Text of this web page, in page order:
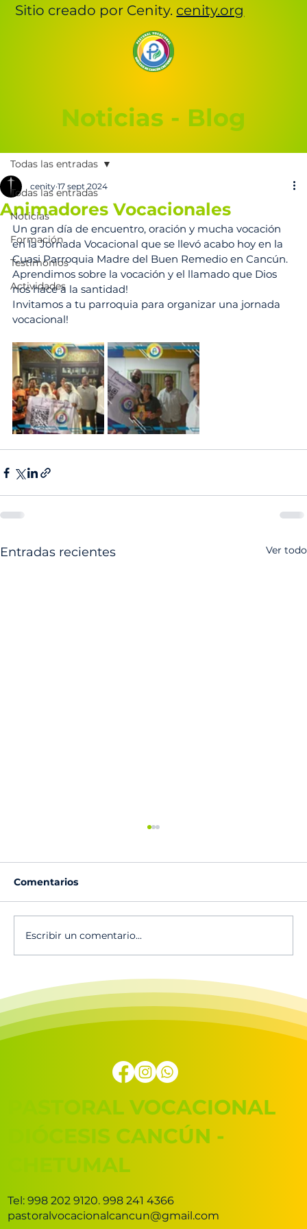
Sitio creado por Cenity. cenity.org
Noticias - Blog
Todas las entradas
Noticias
Formación
Testimonios
Actividades
Todas las entradas
Animadores Vocacionales
cenity 17 sept 2024
Un gran día de encuentro, oración y mucha vocación
en la Jornada Vocacional que se llevó acabo hoy en la
Cuasi Parroquia Madre del Buen Remedio en Cancún.
Aprendimos sobre la vocación y el llamado que Dios
nos hace a la santidad!
Invitamos a tu parroquia para organizar una jornada
vocacional!
Entradas recientes Ver todo
🔥Escucha el canto vocacional 2025
en Spotify!
Comentarios
Escribir un comentario...
PASTORAL VOCACIONAL
DIÓCESIS CANCÚN -
CHETUMAL
Tel: 998 202 9120. 998 241 4366
pastoralvocacionalcancun@gmail.com